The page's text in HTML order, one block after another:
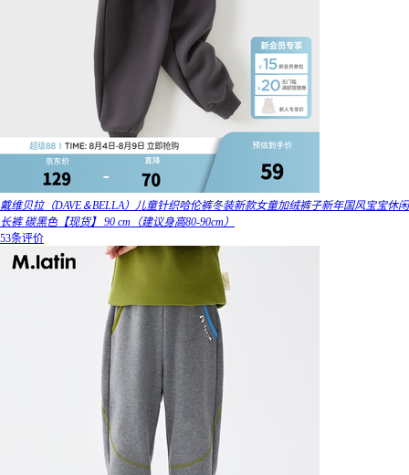
戴维贝拉（DAVE＆BELLA）儿童针织哈伦裤冬装新款女童加绒裤子新年国风宝宝休闲
长裤 碳黑色【现货】 90 cm（建议身高80-90cm）
53条评价